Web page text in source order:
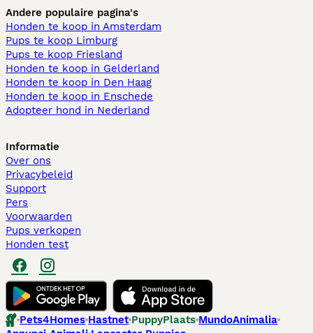
Andere populaire pagina's
Honden te koop in Amsterdam
Pups te koop Limburg​
Pups te koop Friesland​
Honden te koop in Gelderland
Honden te koop in Den Haag
Honden te koop in Enschede
Adopteer hond in Nederland
Informatie
Over ons
Privacybeleid
Support
Pers
Voorwaarden
Pups verkopen
Honden test
Pets4Homes Hastnet PuppyPlaats MundoAnimalia